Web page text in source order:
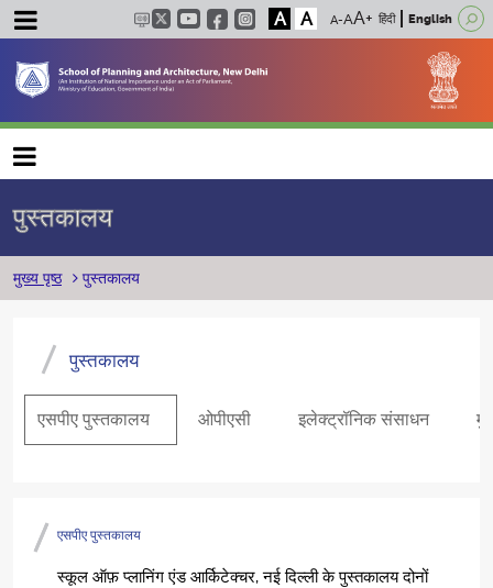
A A हिंदी English
Main navigation
पुस्तकालय
पग चिन्ह
मुख्य पृष्ठ पुस्तकालय
पुस्तकालय
एसपीए पुस्तकालय ओपीएसी इलेक्ट्रॉनिक संसाधन
एसपीए पुस्तकालय
स्कूल ऑफ़ प्लानिंग एंड आर्किटेक्चर, नई दिल्ली के पुस्तकालय दोनों